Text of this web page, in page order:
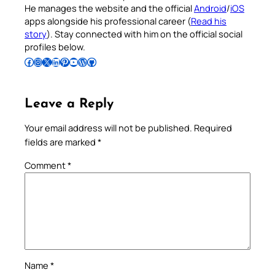
He manages the website and the officialAndroid/iOS
apps alongside his professional career (Read his
story). Stay connected with him on the official social
profiles below.
Follow Pradeep on Facebook Follow Pradeep on InstagramFollow Pradeep on X Follow Pradeep on LinkedIn Follow Pradeep on Pinterest Subscribe to Pradeep’s Youtube Channel Follow Pradeep on WordPress Follow Pradeep on GitHub
Leave a Reply
Your email address will not be published. Required
fields are marked *
Comment*
Name *